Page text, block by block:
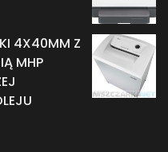
4X40MM Z
MHP